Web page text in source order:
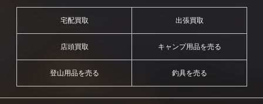
宅配買取 出張買取
店頭買取 キャンプ用品を売る
登山用品を売る 釣具を売る